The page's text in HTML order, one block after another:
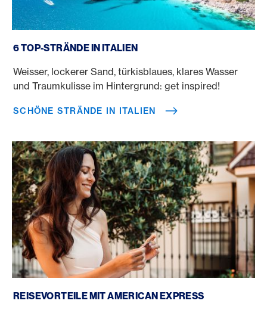
6 TOP-STRÄNDE IN ITALIEN
Weisser, lockerer Sand, türkisblaues, klares Wasser
und Traumkulisse im Hintergrund: get inspired!
SCHÖNE STRÄNDE IN ITALIEN
REISEVORTEILE MIT AMERICAN EXPRESS